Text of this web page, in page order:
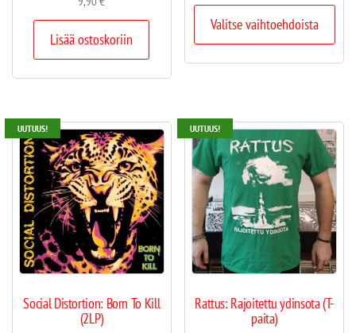
Lisää ostoskoriin
Valitse vaihtoehdoista
UUTUUS!
Social Distortion: Born To Kill
(2LP)
UUTUUS!
Rattus: Rajoitettu ydinsota (T-
paita)